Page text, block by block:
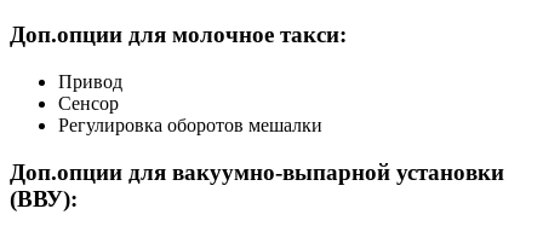
Доп.опции для молочное такси:
Привод
Сенсор
Регулировка оборотов мешалки
Доп.опции для вакуумно-выпарной установки
(ВВУ):